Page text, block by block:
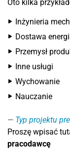
Oto kilka
Inżynieria
Dostawa
Przemysł
Inne usługi
Wychowanie
Nauczanie
Typ projektu
Proszę wpisać
pracodawcę